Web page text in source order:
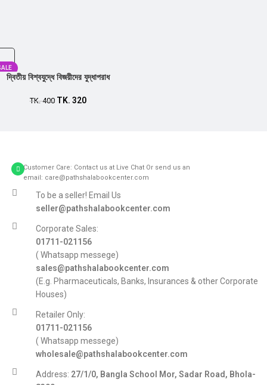
দ্বিতীয় বিশ্বযুদ্ধে বিজয়ীদের যুদ্ধাপরাধ
TK.400 TK. 320
Customer Care: Contact us at Live Chat Or send us an
email: care@pathshalabookcenter.com
To be a seller! Email Us
seller@pathshalabookcenter.com
Corporate Sales:
01711-021156
( Whatsapp messege)
sales@pathshalabookcenter.com
(E.g. Pharmaceuticals, Banks, Insurances & other Corporate
Houses)
Retailer Only:
01711-021156
( Whatsapp messege)
wholesale@pathshalabookcenter.com
Address: 27/1/0, Bangla School Mor, Sadar Road, Bhola-